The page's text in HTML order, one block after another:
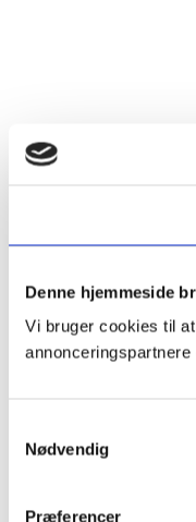
Denne hjemmeside
Vi bruger cookies til
Nødvendig
Præferencer